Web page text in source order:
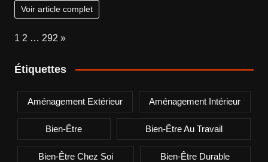
Voir article complet
Page:
1 2 … 292 Next
»
Étiquettes
Aménagement Extérieur Aménagement Intérieur
Bien-Être Bien-Être Au Travail
Bien-Être Chez Soi Bien-Être Durable